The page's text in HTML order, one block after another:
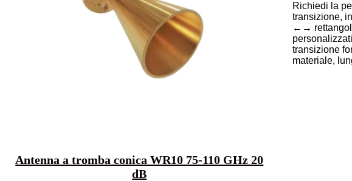
Antenna a tromba conica WR10 75-110 GHz 20
dB
Richiedi la
transizione,
←→
transizione
materiale,